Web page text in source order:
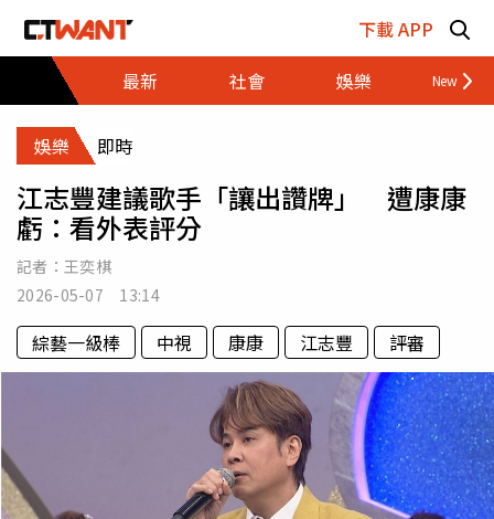
下載 APP
最新
社會 娛樂 財經
娛樂 即時
江志豐建議歌手「讓出讚牌」 遭康康
虧：看外表評分
記者： 王奕棋
2026-05-07 13:14
綜藝一級棒 中視 康康 江志豐 評審